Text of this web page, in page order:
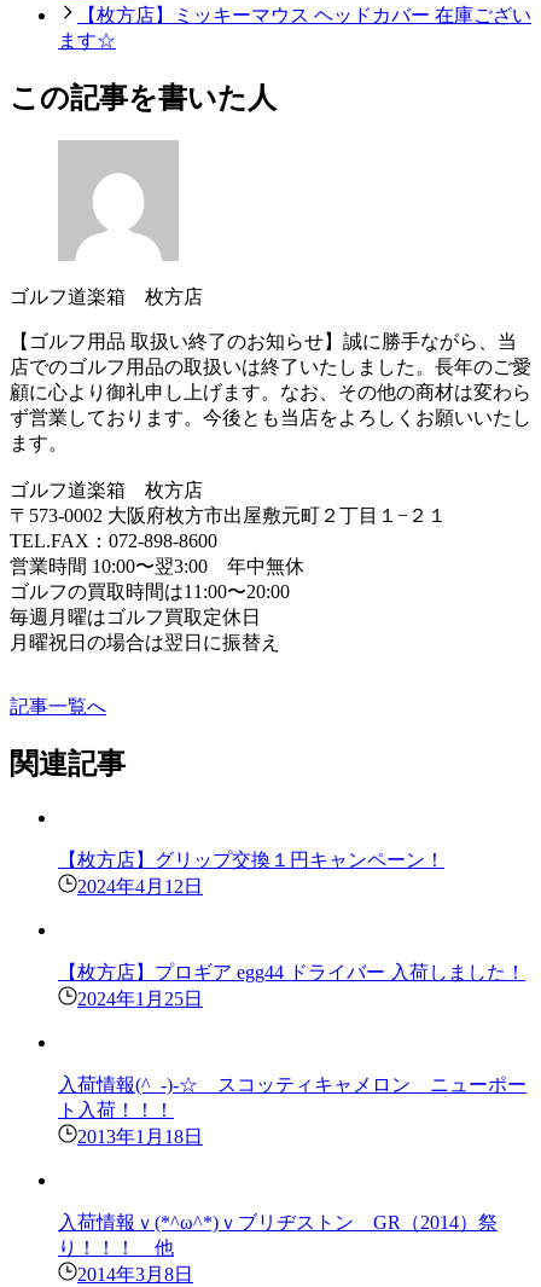
【枚方店】ミッキーマウス ヘッドカバー 在庫ござい
ます☆
この記事を書いた人
ゴルフ道楽箱 枚方店
【ゴルフ用品 取扱い終了のお知らせ】誠に勝手ながら、当
店でのゴルフ用品の取扱いは終了いたしました。長年のご愛
顧に心より御礼申し上げます。なお、その他の商材は変わら
ず営業しております。今後とも当店をよろしくお願いいたし
ます。
ゴルフ道楽箱 枚方店
〒573-0002 大阪府枚方市出屋敷元町２丁目１−２１
TEL.FAX：072-898-8600
営業時間 10:00〜翌3:00 年中無休
ゴルフの買取時間は11:00〜20:00
毎週月曜はゴルフ買取定休日
月曜祝日の場合は翌日に振替え
記事一覧へ
関連記事
【枚方店】グリップ交換１円キャンペーン！
2024年4月12日
【枚方店】プロギア egg44 ドライバー 入荷しました！
2024年1月25日
入荷情報(^_-)-☆ スコッティキャメロン ニューポー
ト入荷！！！
2013年1月18日
入荷情報ｖ(*^ω^*)ｖブリヂストン GR（2014）祭
り！！！ 他
2014年3月8日